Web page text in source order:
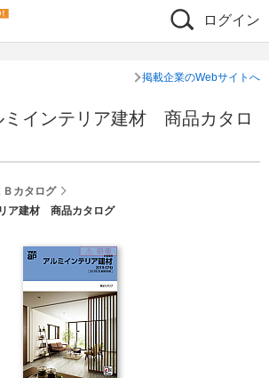
ログイン
掲載企業のWebサイトへ
インテリア建材 商品カタロ
Ｂカタログ
ア建材 商品カタログ